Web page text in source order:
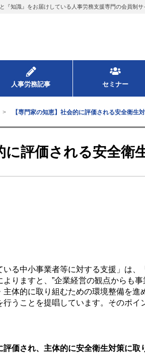
知識』をお届けしている人事労務支援専門の会員制サ
人事労務記事 セミナー
【専門家の知恵】社会的に評価される安全衛生
に評価される安全衛
る中小事業者等に対する支援」は、
りますと、”企業経営の観点からも
体的に取り組むための環境整備を
うことを提唱しています。そのポイ
価され、主体的に安全衛生対策に取